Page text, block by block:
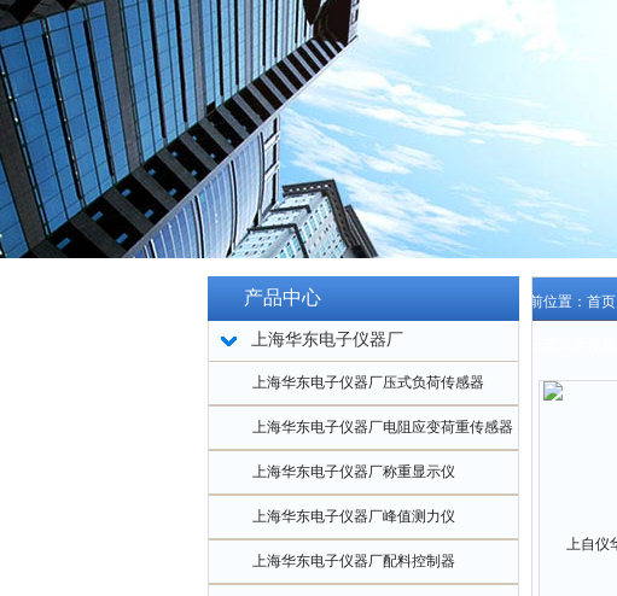
产品中心
上海华东电子仪器厂
上海华东电子仪器厂压式负荷传感器
上海华东电子仪器厂电阻应变荷重传感器
上海华东电子仪器厂称重显示仪
上海华东电子仪器厂峰值测力仪
上海华东电子仪器厂配料控制器
当前位置： 首页